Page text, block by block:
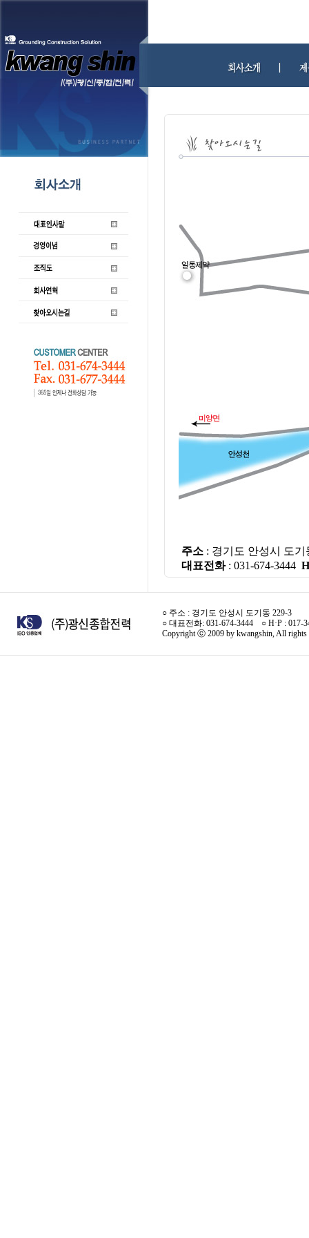
주소 : 경기도 안성시 도기
대표전화: 031-674-3444
○ 주소 : 경기도 안성시 도기동 229-3
○ 대표전화: 031-674-3444 ○ H·P :
Copyright ⓒ 2009 by kwangshin, All rights